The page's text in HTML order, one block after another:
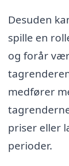
Desuden
spille en
og forår
medfører
priser eller
perioder.